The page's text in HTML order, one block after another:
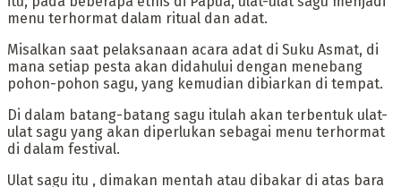
menu terhormat dalam ritual dan adat.
‎Misalkan saat pelaksanaan acara adat di Suku Asmat, di
mana setiap pesta akan didahului dengan menebang
pohon-pohon sagu, yang kemudian dibiarkan di tempat.
Di dalam batang-batang sagu itulah akan terbentuk ulat-
ulat sagu yang akan diperlukan sebagai menu terhormat
di dalam festival.
Ulat sagu itu , dimakan mentah atau dibakar di atas bara